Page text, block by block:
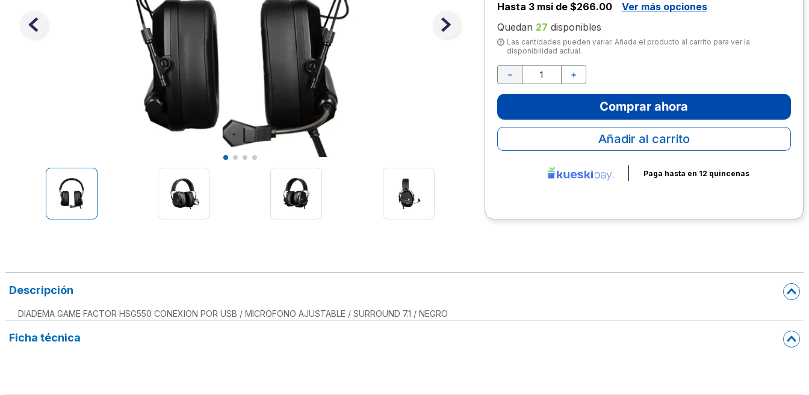
Hasta 3 msi de $266.00
Ver más opciones
Quedan 27 disponibles
Las cantidades pueden variar. Añada el producto al carrito para ver la
disponibilidad actual.
＋
－
Comprar ahora
Añadir al carrito
Paga hasta en 12 quincenas
Descripción
DIADEMA GAME FACTOR HSG550 CONEXION POR USB / MICROFONO AJUSTABLE / SURROUND 7.1 / NEGRO
Ficha técnica
10. lapiz